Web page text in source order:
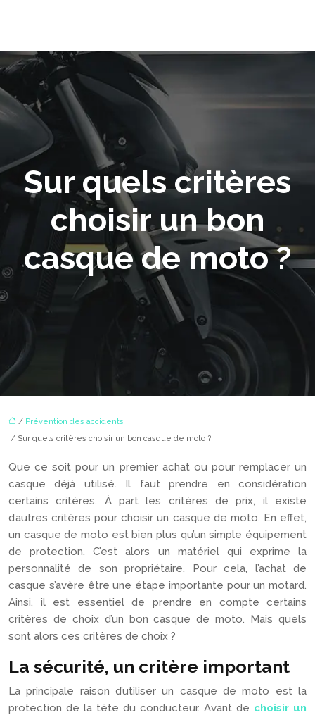
Sur quels critères
choisir un bon
casque de moto ?
/ Prévention des accidents
/ Sur quels critères choisir un bon casque de moto ?
Que ce soit pour un premier achat ou pour remplacer un
casque déjà utilisé. Il faut prendre en considération
certains critères. À part les critères de prix, il existe
d’autres critères pour choisir un casque de moto. En effet,
un casque de moto est bien plus qu’un simple équipement
de protection. C’est alors un matériel qui exprime la
personnalité de son propriétaire. Pour cela, l’achat de
casque s’avère être une étape importante pour un motard.
Ainsi, il est essentiel de prendre en compte certains
critères de choix d’un bon casque de moto. Mais quels
sont alors ces critères de choix ?
La sécurité, un critère important
La principale raison d’utiliser un casque de moto est la
protection de la tête du conducteur. Avant de choisir un